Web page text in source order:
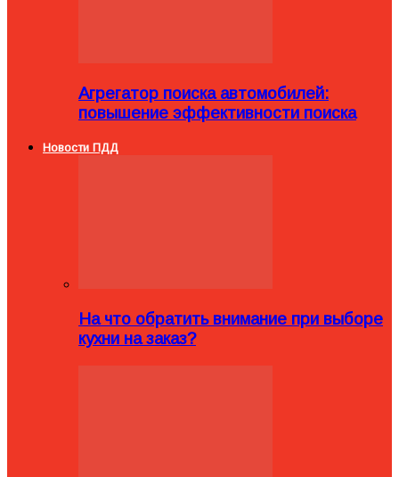
Агрегатор поиска автомобилей:
повышение эффективности поиска
Новости ПДД
На что обратить внимание при выборе
кухни на заказ?